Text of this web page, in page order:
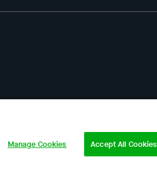
Manage Cookies Accept All Cookies